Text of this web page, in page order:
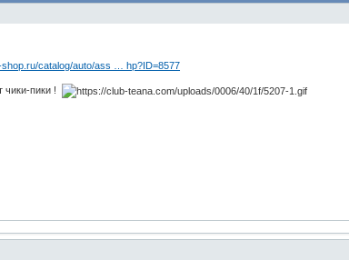
shop.ru/catalog/auto/ass … hp?ID=8577
чики-пики !